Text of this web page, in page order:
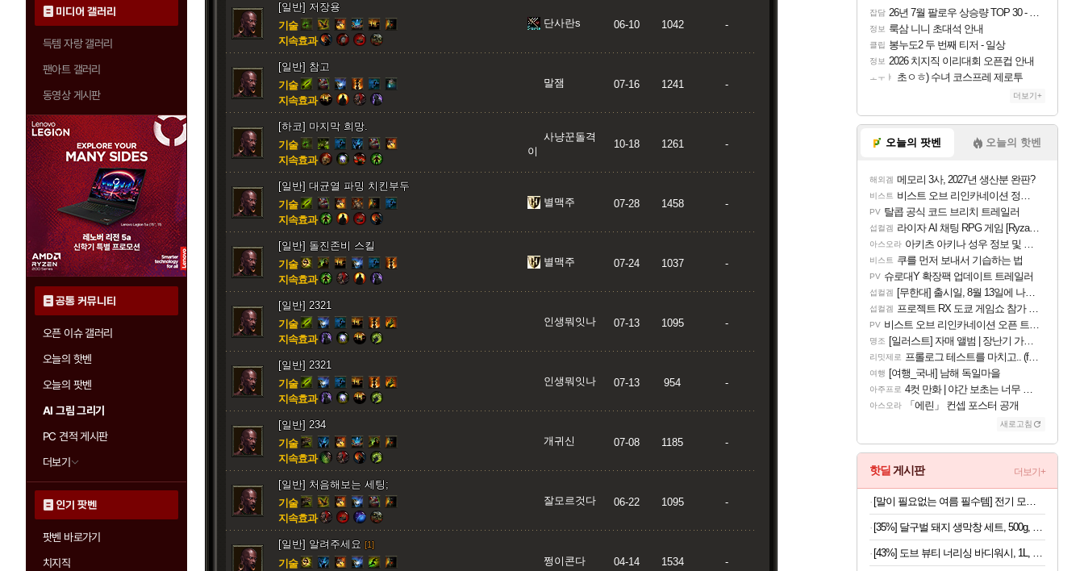
미디어 갤러리
득템 자랑 갤러리
팬아트 갤러리
동영상 게시판
공통 커뮤니티
오픈 이슈 갤러리
오늘의 핫벤
오늘의 팟벤
AI 그림 그리기
PC 견적 게시판
더보기
인기 팟벤
팟벤 바로가기
치지직
[일반] 저장용
기술
지속효과
단사란s 06-10 1042 -
[일반] 참고
기술
지속효과
말잼 07-16 1241 -
[하코] 마지막 희망.
기술
지속효과
사냥꾼돌격
이
10-18 1261 -
[일반] 대균열 파밍 치킨부두
기술
지속효과
별맥주 07-28 1458 -
[일반] 돌진존비 스킬
기술
지속효과
별맥주 07-24 1037 -
[일반] 2321
기술
지속효과
인생뭐잇나 07-13 1095 -
[일반] 2321
기술
지속효과
인생뭐잇나 07-13 954 -
[일반] 234
기술
지속효과
개귀신 07-08 1185 -
[일반] 처음해보는 세팅;
기술
지속효과
잘모르것다 06-22 1095 -
[일반] 알려주세요 [1]
기술
쩡이콘다 04-14 1534 -
잡담 26년 7월 팔로우 상승량 TOP 30 - 월간 치지직
정보 룩삼 니니 초대석 안내
클립 봉누도2 두 번째 티저 - 일상
정보 2026 치지직 이리대회 오픈컵 안내
ㅗㅜㅑ 초ㅇㅎ) 수녀 코스프레 제로투
더보기+
오늘의 팟벤 오늘의 핫벤
해외겜 메모리 3사, 2027년 생산분 완판?
비스트 비스트 오브 리인카네이션 정보/공략글 모음
PV 탈콥 공식 코드 브리치 트레일러
섭컬겜 라이자 AI 채팅 RPG 게임 [RyzaChat: AI] 공개
아스오라 아키츠 아키나 성우 정보 및 주요 필모
비스트 쿠를 먼저 보내서 기습하는 법
PV 슈로대Y 확장팩 업데이트 트레일러
섭컬겜 [무한대] 출시일, 8월 13일에 나오나
섭컬겜 프로젝트 RX 도쿄 게임쇼 참가 결정
PV 비스트 오브 리인카네이션 오픈 트레일러
명조 [일러스트] 자매 앨범 | 장난기 가득한 오후의 공원 (리메이크판)
리밋제로 프롤로그 테스트를 마치고.. (feat. 리아)
여행 [여행_국내] 남해 독일마을
아주프로 4컷 만화 | 야간 보초는 너무 힘들어
아스오라 「에린」 컨셉 포스터 공개
새로고침
핫딜 게시판 더보기+